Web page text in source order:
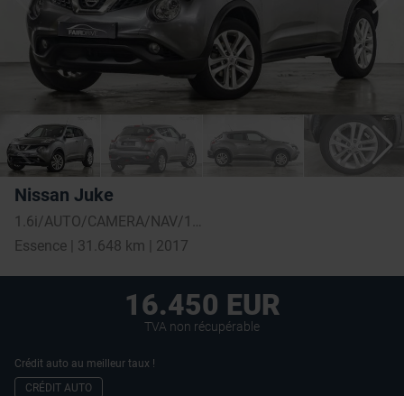
Nissan Juke
Essence | 31.648 km | 2017
16.450 EUR
TVA non récupérable
Crédit auto au meilleur taux !
CRÉDIT AUTO